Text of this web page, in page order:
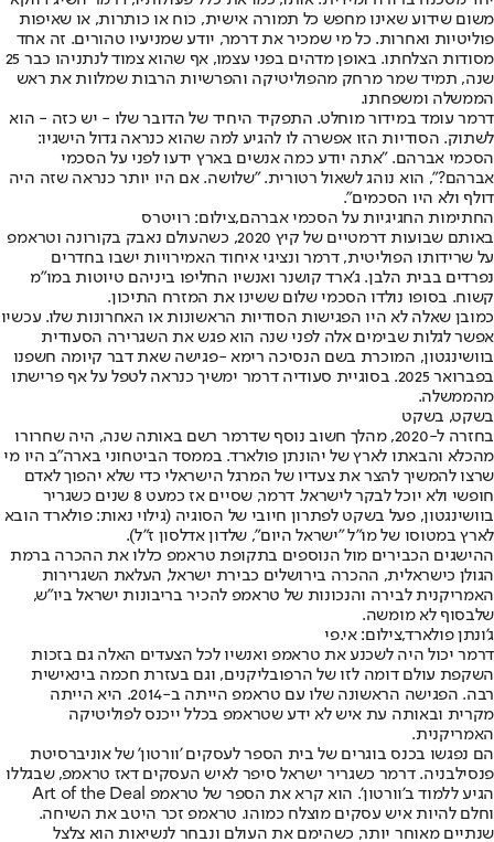
משום שידוע שאינו מחפש כל תמורה אישית, כוח או כותרות, או שאיפות
פוליטיות ואחרות. כל מי שמכיר את דרמר, יודע שמניעיו טהורים. זה אחד
מסודות הצלחתו. באופן מדהים בפני עצמו, אף שהוא צמוד לנתניהו כבר 25
שנה, תמיד שמר מרחק מהפוליטיקה והפרשיות הרבות שמלוות את ראש
הממשלה ומשפחתו.
דרמר עומד במידור מוחלט. התפקיד היחיד של הדובר שלו - יש כזה - הוא
לשתוק. הסודיות הזו אפשרה לו להגיע למה שהוא כנראה גדול הישגיו:
הסכמי אברהם. "אתה יודע כמה אנשים בארץ ידעו לפני על הסכמי
אברהם?", הוא נוהג לשאול רטורית. "שלושה. אם היו יותר כנראה שזה היה
דולף ולא היו הסכמים".
החתימות החגיגיות על הסכמי אברהם,צילום: רויטרס
באותם שבועות דרמטיים של קיץ 2020, כשהעולם נאבק בקורונה וטראמפ
על שרידותו הפוליטית, דרמר ונציגי איחוד האמירויות ישבו בחדרים
נפרדים בבית הלבן. ג'ארד קושנר ואנשיו החליפו ביניהם טיוטות במו"מ
קשוח. בסופו נולדו הסכמי שלום ששינו את המזרח התיכון.
כמובן שאלה לא היו הפגישות הסודיות הראשונות או האחרונות שלו. עכשיו
אפשר לגלות שבימים אלה לפני שנה הוא פגש את השגרירה הסעודית
בוושינגטון, המוכרת בשם הנסיכה רימא -פגישה שאת דבר קיומה חשפנו
בפברואר 2025
. בסוגיית סעודיה דרמר ימשיך כנראה לטפל על אף פרישתו
מהממשלה.
בשקט, בשקט
בחזרה ל-2020, מהלך חשוב נוסף שדרמר רשם באותה שנה, היה שחרורו
מהכלא והבאתו לארץ של יהונתן פולארד. בממסד הביטחוני בארה"ב היו מי
שרצו להמשיך להצר את צעדיו של המרגל הישראלי כדי שלא יהפוך לאדם
חופשי ולא יוכל לבקר לישראל. דרמר, שסיים אז כמעט 8 שנים כשגריר
בוושינגטון, פעל בשקט לפתרון חיובי של הסוגיה (גילוי נאות: פולארד הובא
לארץ במטוסו של מו"ל "ישראל היום", שלדון אדלסון ז"ל).
ההישגים הכבירים מול הנוספים בתקופת טראמפ כללו את ההכרה ברמת
הגולן כישראלית, ההכרה בירושלים כבירת ישראל, העלאת השגרירות
האמריקנית לבירה והנכונות של טראמפ להכיר בריבונות ישראל ביו"ש,
שלבסוף לא מומשה.
ג'ונתן פולארד,צילום: אי.פי
דרמר יכול היה לשכנע את טראמפ ואנשיו לכל הצעדים האלה גם בזכות
השקפת עולם דומה לזו של הרפובליקנים, וגם בעזרת חכמה בינאישית
רבה. הפגישה הראשונה שלו עם טראמפ הייתה ב-2014. היא הייתה
מקרית ובאותה עת איש לא ידע שטראמפ בכלל ייכנס לפוליטיקה
האמריקנית.
הם נפגשו בכנס בוגרים של בית הספר לעסקים 'וורטון' של אוניברסיטת
פנסילבניה. דרמר כשגריר ישראל סיפר לאיש העסקים דאז טראמפ, שבגללו
הגיע ללמוד ב'וורטון'. הוא קרא את הספר של טראמפ Art of the Deal
וחלם להיות איש עסקים מוצלח כמוהו. טראמפ זכר היטב את השיחה.
שנתיים מאוחר יותר, כשהימם את העולם ונבחר לנשיאות הוא צלצל